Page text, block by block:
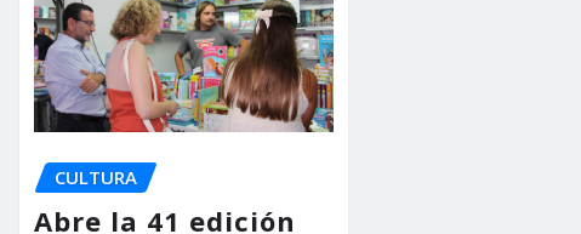
CULTURA
Abre la 41 edición